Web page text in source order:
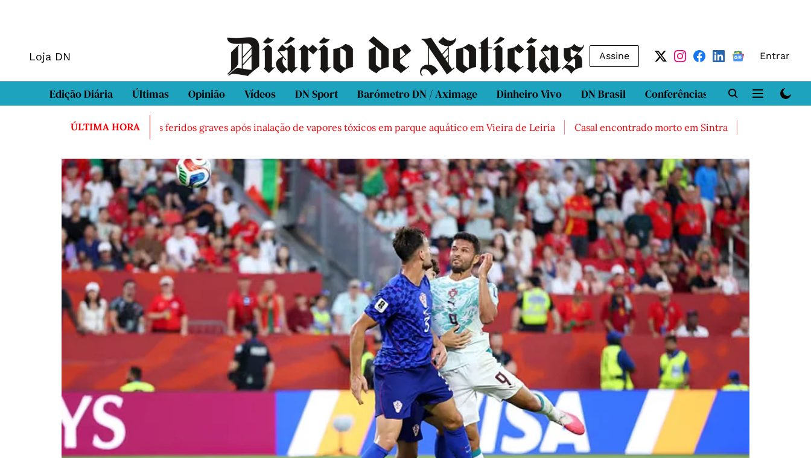
Loja DN Assine Entrar
Edição Diária Últimas Opinião Vídeos DN Sport Barómetro DN / Aximage Dinheiro Vivo DN Brasil Conferências DN LAB
ÚLTIMA HORA
morto em Sintra Três feridos graves após inalação de vapores tóxicos em parque aquático em Vieira de Leiria Casal encontrado morto em Sintra Três feridos graves